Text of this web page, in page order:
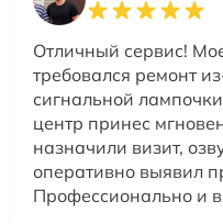
Отличный сервис!
требовался ремонт
сигнальной
центр принес
назначили визит,
оперативно выявил
Профессионально и